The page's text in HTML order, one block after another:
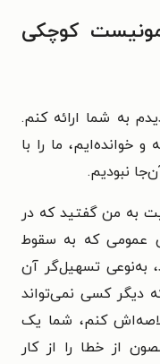
کوچکی
به شما ارائه کنم.
خوانده‌ایم، ما را با
نبودیم.
به من گفتید که در
عمومی که به سقوط
به‌نوعی تسهیل‌گر آن
دیگر کسی نمی‌تواند
کنم، شما یک
از خطا را از کار